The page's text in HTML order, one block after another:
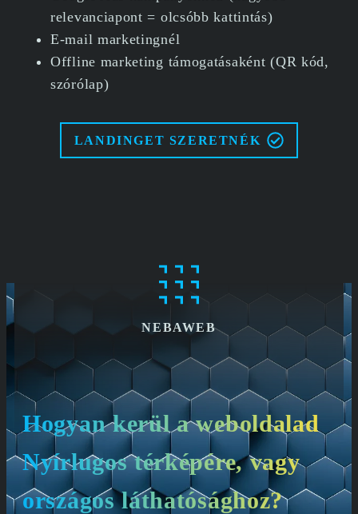
relevanciapont = olcsóbb kattintás)
E-mail marketingnél
Offline marketing támogatásaként (QR kód,
szórólap)
LANDINGET SZERETNÉK
NEBAWEB
Hogyan kerül a weboldalad
Nyírlugos térképére, vagy
országos láthatósághoz?